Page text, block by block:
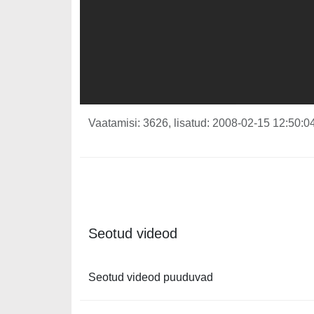
Vaatamisi: 3626, lisatud: 2008-02-15
Seotud videod
Seotud videod puuduvad